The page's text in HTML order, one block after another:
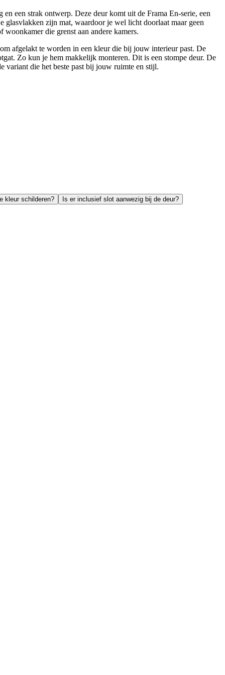
een strak ontwerp. Deze deur komt uit de Frama En-serie, een
glasvlakken zijn mat, waardoor je wel licht doorlaat maar geen
die grenst aan andere kamers.
afgelakt te worden in een kleur die bij jouw interieur past. De
Zo kun je hem makkelijk monteren. Dit is een stompe deur. De
variant die het beste past bij jouw ruimte en stijl.
kleur schilderen? Is er inclusief slot aanwezig bij de deur?